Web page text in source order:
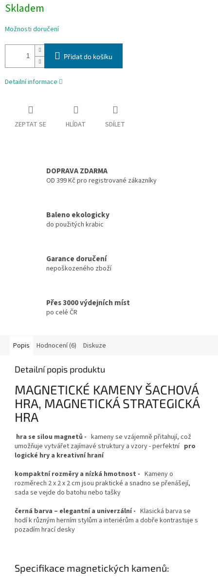
cena:
Skladem
Možnosti doručení
Přidat do košíku
Detailní informace
ZEPTAT SE HLÍDAT SDÍLET
DOPRAVA ZDARMA
OD 399 Kč pro registrované zákazníky
Baleno ekologicky
do použitých krabic
Garance doručení
nepoškozeného zboží
Přes 3000 výdejních míst
po celé ČR
Popis Hodnocení (6) Diskuze
Detailní popis produktu
MAGNETICKÉ KAMENY ŠACHOVÁ
HRA, MAGNETICKÁ STRATEGICKÁ
HRA
hra se silou magnetů - kameny se vzájemně přitahují, což
umožňuje vytvářet zajímavé struktury a vzory - perfektní pro
logické hry a kreativní hraní
kompaktní rozměry a nízká hmotnost - Kameny o
rozměrech 2 x 2 x 2 cm jsou praktické a snadno se přenášejí,
sada se vejde do batohu nebo tašky
černá barva – elegantní a univerzální - Klasická barva se
hodí k různým herním stylům a interiérům a dobře kontrastuje s
pozadím hrací desky
Specifikace magnetických kamenů: